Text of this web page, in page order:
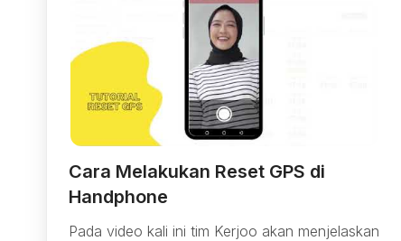
Cara Melakukan Reset GPS di
Handphone
Pada video kali ini tim Kerjoo akan menjelaskan